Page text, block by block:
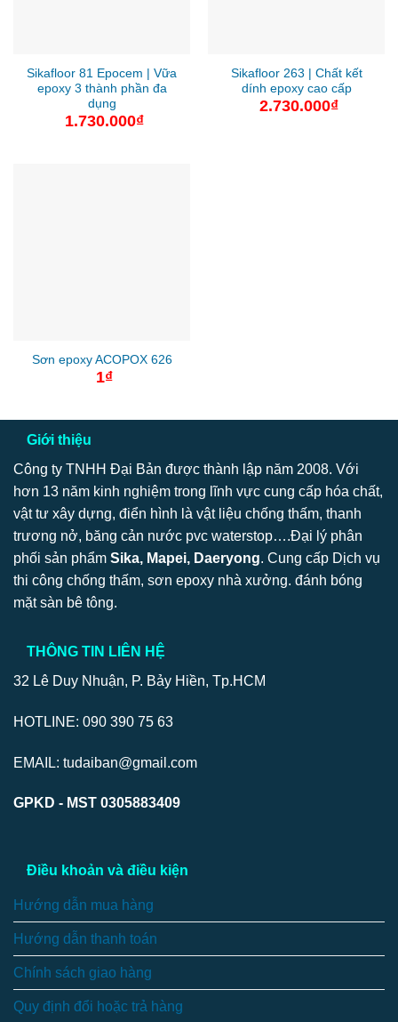
Sikafloor 81 Epocem | Vữa
epoxy 3 thành phần đa
dụng
1.730.000₫
Sikafloor 263 | Chất kết
dính epoxy cao cấp
2.730.000₫
Sơn epoxy ACOPOX 626
1₫
Giới thiệu
Công ty TNHH Đại Bản được thành lập năm 2008. Với
hơn 13 năm kinh nghiệm trong lĩnh vực cung cấp hóa chất,
vật tư xây dựng, điển hình là vật liệu chống thấm, thanh
trương nở, băng cản nước pvc waterstop….Đại lý phân
phối sản phẩm Sika, Mapei, Daeryong. Cung cấp Dịch vụ
thi công chống thấm, sơn epoxy nhà xưởng. đánh bóng
mặt sàn bê tông.
THÔNG TIN LIÊN HỆ
32 Lê Duy Nhuận, P. Bảy Hiền, Tp.HCM
HOTLINE: 090 390 75 63
EMAIL: tudaiban@gmail.com
GPKD - MST 0305883409
Điều khoản và điều kiện
Hướng dẫn mua hàng
Hướng dẫn thanh toán
Chính sách giao hàng
Quy định đổi hoặc trả hàng